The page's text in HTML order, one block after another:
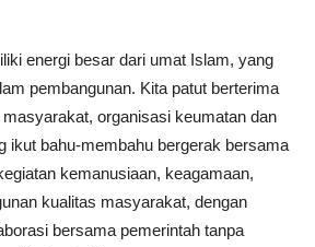
energi besar dari umat Islam, yang
pembangunan. Kita patut berterima
organisasi keumatan dan
ikut bahu-membahu bergerak bersama
kemanusiaan, keagamaan,
kualitas masyarakat, dengan
bersama pemerintah tanpa